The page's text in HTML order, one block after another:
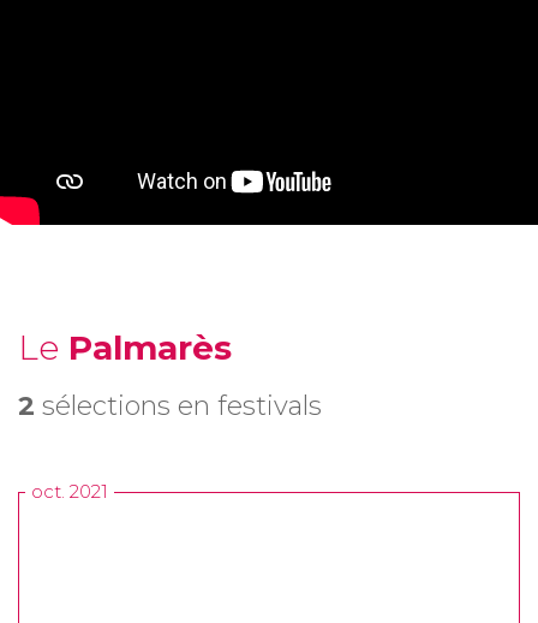
Le Palmarès
2 sélections en festivals
oct. 2021